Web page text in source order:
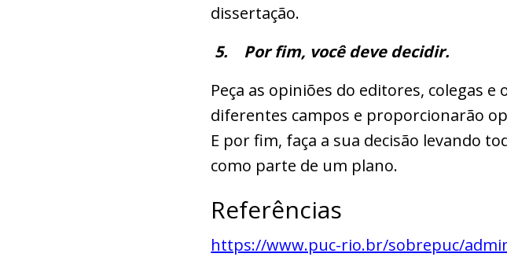
dissertação.
5. Por fim, você deve decidir.
Peça as opiniões do editores, colegas
diferentes campos e proporcionarão
E por fim, faça a sua decisão levando
como parte de um plano.
Referências
https://www.puc-rio.br/sobrepuc/